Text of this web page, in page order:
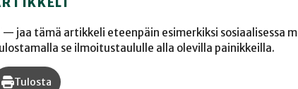
jaa tämä artikkeli eteenpäin esimerkiksi sosiaalisessa
se ilmoitustaululle alla olevilla painikkeilla.
Tulosta